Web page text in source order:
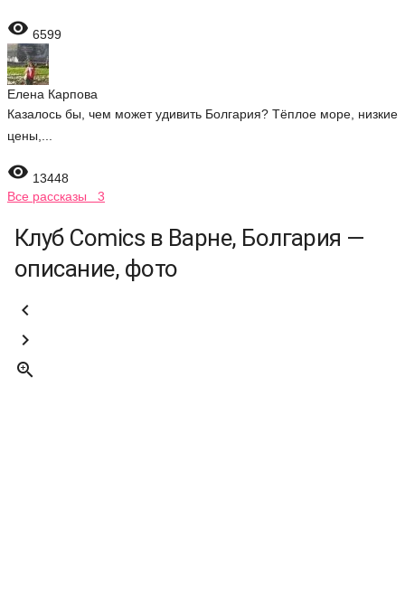
 6599
Елена Карпова
Казалось бы, чем может удивить Болгария? Тёплое море, низкие
цены,...
 13448
Все рассказы 3
Клуб Comics в Варне, Болгария —
описание, фото


